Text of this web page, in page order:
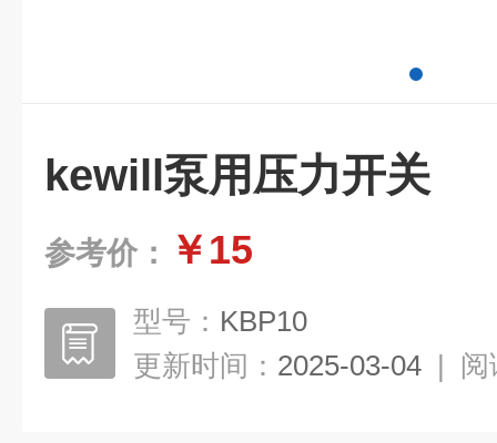
kewill泵用压力开关
参考价： ￥15
型号： KBP10
更新时间： 2025-03-04 | 阅